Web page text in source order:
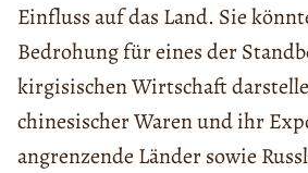
Einfluss auf das Land. Sie
Bedrohung für eines der
kirgisischen Wirtschaft
chinesischer Waren und ihr
angrenzende Länder sowie